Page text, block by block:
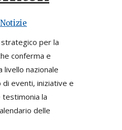
Notizie
per la
conferma e
nazionale
eventi, iniziative e
la
delle